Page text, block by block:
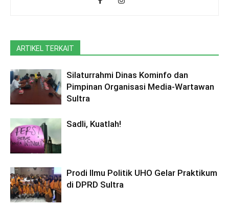
ARTIKEL TERKAIT
Silaturrahmi Dinas Kominfo dan
Pimpinan Organisasi Media-Wartawan
Sultra
Sadli, Kuatlah!
Prodi Ilmu Politik UHO Gelar Praktikum
di DPRD Sultra